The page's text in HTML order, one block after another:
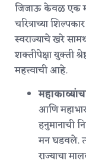
जिजाऊ केवळ एक
चरित्राच्या
स्वराज्याचे खरे
शक्तीपेक्षा युक्ती
महत्त्वाची आहे.
आणि
हनुमानाची
मन घडवले.
राज्याचा